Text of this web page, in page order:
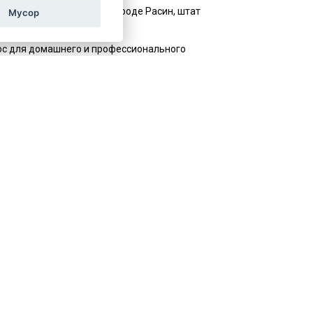
в 1922 году в США, в городе Расин, штат
для домашнего и профессионального
Мусор